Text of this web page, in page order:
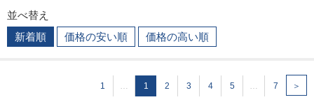
並べ替え
新着順
価格の安い順 価格の高い順
1 … 1 2 3 4 5 … 7 ＞